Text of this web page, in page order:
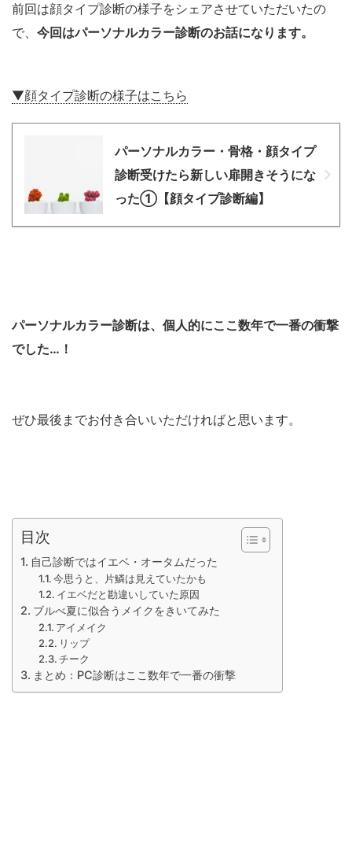
前回は顔タイプ診断の様子をシェアさせていただいたの
で、 今回はパーソナルカラー診断のお話になります。
▼顔タイプ診断の様子はこちら
パーソナルカラー・骨格・顔タイプ
診断受けたら新しい扉開きそうにな
った①【顔タイプ診断編】
パーソナルカラー診断は、個人的にここ数年で一番の衝撃
でした…！
ぜひ最後までお付き合いいただければと思います。
目次
自己診断ではイエベ・オータムだった
今思うと、片鱗は見えていたかも
イエベだと勘違いしていた原因
ブルべ夏に似合うメイクをきいてみた
アイメイク
リップ
チーク
まとめ：PC診断はここ数年で一番の衝撃